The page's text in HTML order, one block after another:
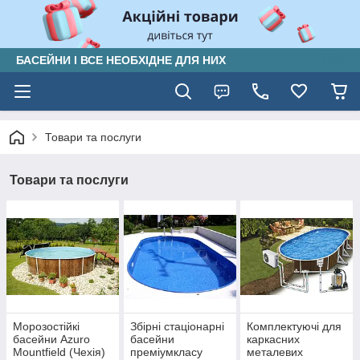
БАСЕЙНИ І ВСЕ НЕОБХІДНЕ ДЛЯ НИХ
Товари та послуги
Товари та послуги
Морозостійкі
басейни Azuro
Mountfield (Чехія)
Збірні стаціонарні
басейни
преміумкласу
Комплектуючі для
каркасних
металевих